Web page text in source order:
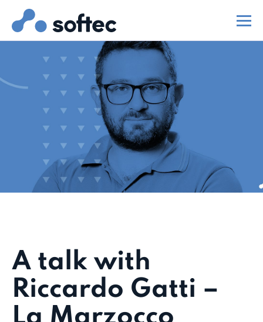
A talk with
Riccardo Gatti –